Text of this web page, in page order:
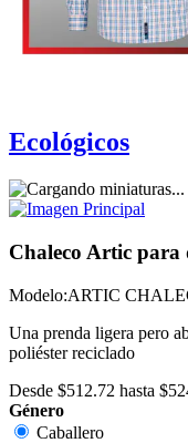
Ecológicos
Chaleco Artic para
Modelo:ARTIC
Una prenda ligera pero
poliéster reciclado
Desde $512.72 hasta
Género
Caballero